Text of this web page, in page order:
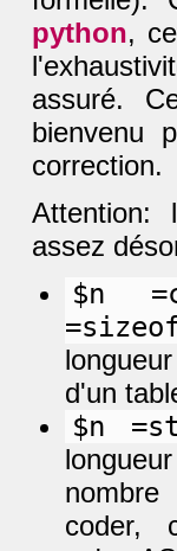
python,
assuré.
bienvenu
correction.
Attention:
assez
$n
d'un
$n
coder,